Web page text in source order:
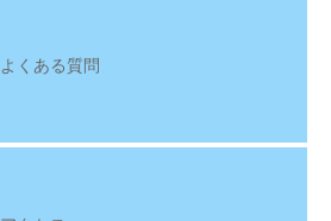
よくある質問